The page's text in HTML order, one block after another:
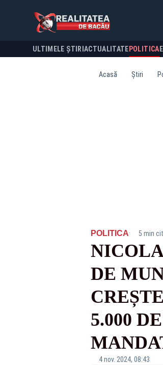
ULTIMELE ȘTIRI ACTUALITATE POLITICA
Acasă Știri
POLITICA· 5 min
DE
5.000
4 nov. 2024, 08:43